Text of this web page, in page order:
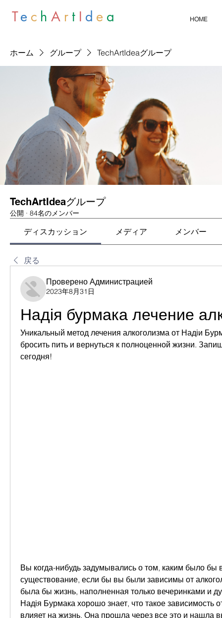
Te c hA r t I d e a HOME
ホーム グループ TechArtIdeaグループ
TechArtIdeaグループ
公開 · 84名のメンバー
ディスカッション メディア メンバー
戻る
Проверено Администрацией
2023年8月31日
Надія бурмака лечение
Уникальный метод лечения алкоголизма от Надіи
бросить пить и вернуться к полноценной жизни.
сегодня!
Вы когда-нибудь задумывались о том, каким было бы
существование, если бы вы были зависимы от
была бы жизнь, наполненная только вечеринками и
Надія Бурмака хорошо знает, что такое зависимость
влияет на жизнь. Она прошла через все это и нашла